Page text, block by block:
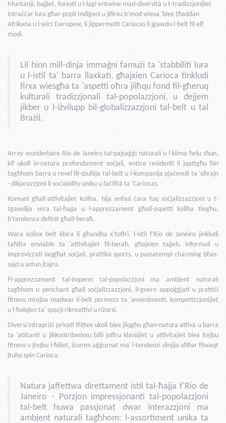
Muntanji, bajjiet, foresti u l-lagi entwine mad-diversità u t-tradizzjonijiet
intraċċar lura għar-popli Indiġeni u jifirxu b'mod wiesa 'biex tħaddan
Afrikana u l-wirt Ewropew, li jippermetti Cariocas li jgawdu l-belt fil elf
modi.
Lil hinn mill-dinja immaġni famużi ta 'stabbiliti lura
u l-istil ta' barra llaxkati, għajxien Carioca tinkludi
firxa wiesgħa ta 'aspetti oħra jilħqu fond fil-għeruq
kulturali tradizzjonali tal-popolazzjoni, u dejjem
jikber u l-iżvilupp bil-globalizzazzjoni tal-belt u tal
Brażil.
Array wunderbare Rio de Janeiro tal-pajsaġġi naturali u l-klima ħelu sħun,
kif ukoll in-natura profondament soċjali, entice residenti li jqattgħu ħin
tagħhom barra u revel fil-sbuħija tal-belt u l-kumpanija pjaċevoli ta 'oħrajn
- dikjarazzjoni li sociability uniku u faċilità ta 'Cariocas.
Komuni għall-attivitajiet kollha, hija enfasi ċara fuq soċjalizzazzjoni u t-
tgawdija vera tal-ħajja u l-apprezzament għall-aspetti kollha tiegħu,
b'tendenza definit għall-beraħ.
Wara kollox belt kbira li għandha x'toffri, l-istil f'Rio de Janeiro jinkludi
taħlita enviable ta 'attivitajiet fil-beraħ, għajxien tajjeb, informali u
improvizzati laqgħat soċjali, prattika sports, u passatempi charming bħas-
sajd u astun jtajru.
Fl-apprezzament tal-impenn tal-popolazzjoni ma ambjent naturali
tagħhom u penchant għall soċjalizzazzjoni, il-gvern appoġġjati u prattiċi
fitness mtejba madwar il-belt permezz ta 'avvenimenti, kompetizzjonijiet
u l-ħolqien ta' spazji rikreattivi u riżorsi.
Diversi intrapriżi privati tfittex ukoll biex jilqgħu għan-natura attiva u barra
ta 'abitanti u jikkontribwixxu billi joffru klassijiet u attivitajiet biex itejbu
fitness u jtejbu l-ħiliet, iżomm aġġornat ma' l-tendenzi dinjija aħħar filwaqt
jtuha spin Carioca.
Natura jaffettwa direttament istil tal-ħajja f'Rio de
Janeiro - Porzjon impressjonanti tal-popolazzjoni
tal-belt huwa passjonat dwar interazzjoni ma
ambjent naturali tagħhom: l-assortiment unika ta